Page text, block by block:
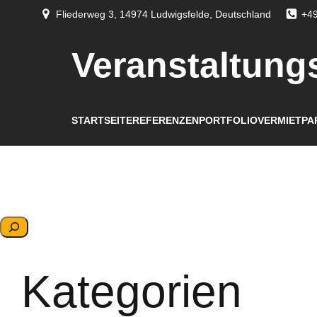
Fliederweg 3, 14974 Ludwigsfelde, Deutschland
STARTSEITEREFERENZENPORTFOLIO
S
u
Kategorien